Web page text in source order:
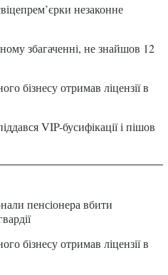
незаконне
збагаченні, не знайшов 12
бізнесу отримав ліцензії в
VIP-бусифікації і пішов
пенсіонера вбити
бізнесу отримав ліцензії в